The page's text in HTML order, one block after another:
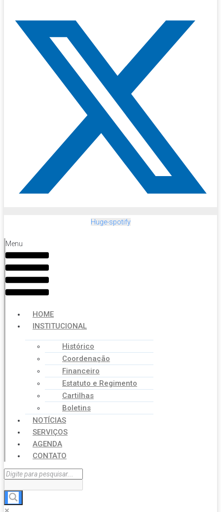
Huge-spotify
Menu
HOME
INSTITUCIONAL
Histórico
Coordenação
Financeiro
Estatuto e Regimento
Cartilhas
Boletins
NOTÍCIAS
SERVIÇOS
AGENDA
CONTATO